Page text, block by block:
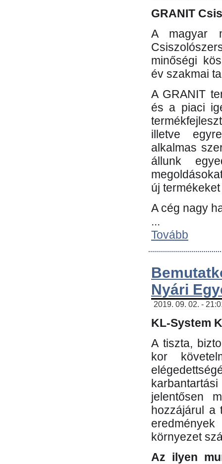
GRANIT
A magyar
minőségi
év szakmai
A GRANIT
és a piaci
illetve
alkalmas
állunk
új
A cég nagy
...
Tovább
Nyári
2019. 09. 02. -
KL-System
A tiszta,
kor
jelentősen
hozzájárul a
környezet
Az ilyen